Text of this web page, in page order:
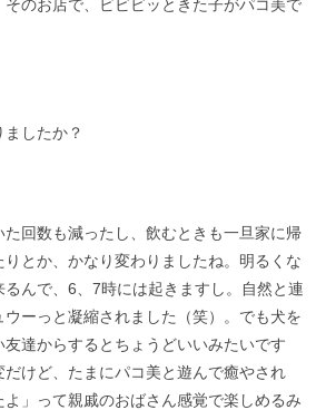
のお店で、ビビビッときた子がパコ美で
したか？
回数も減ったし、飲むときも一旦家に帰
りとか、かなり変わりましたね。明るくな
るんで、6、7時には起きますし。自然と連
ーっと凝縮されました（笑）。でも犬を
達からするとちょうどいいみたいです
だけど、たまにパコ美と遊んで癒やされ
」って親戚のおばさん感覚で楽しめるみ